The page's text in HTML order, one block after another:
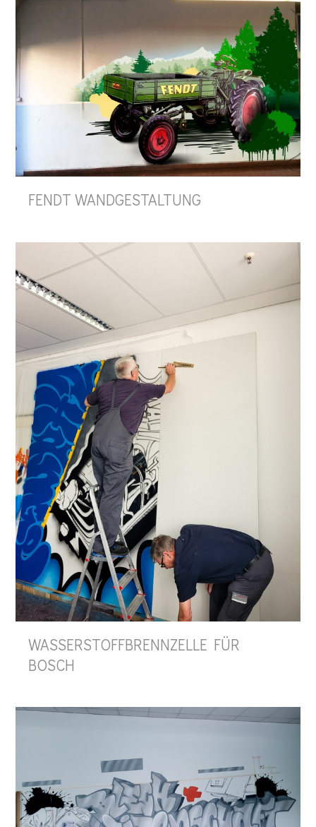
FENDT WANDGESTALTUNG
WASSERSTOFFBRENNZELLE FÜR
BOSCH